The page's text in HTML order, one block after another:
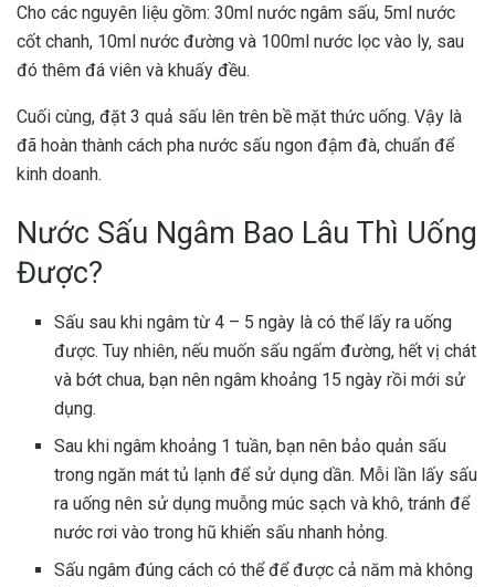
Cho các nguyên liệu gồm: 30ml nước ngâm sấu, 5ml nước
cốt chanh, 10ml nước đường và 100ml nước lọc vào ly, sau
đó thêm đá viên và khuấy đều.
Cuối cùng, đặt 3 quả sấu lên trên bề mặt thức uống. Vậy là
đã hoàn thành cách pha nước sấu ngon đậm đà, chuẩn để
kinh doanh.
Nước Sấu Ngâm Bao Lâu Thì Uống
Được?
Sấu sau khi ngâm từ 4 – 5 ngày là có thể lấy ra uống
được. Tuy nhiên, nếu muốn sấu ngấm đường, hết vị chát
và bớt chua, bạn nên ngâm khoảng 15 ngày rồi mới sử
dụng.
Sau khi ngâm khoảng 1 tuần, bạn nên bảo quản sấu
trong ngăn mát tủ lạnh để sử dụng dần. Mỗi lần lấy sấu
ra uống nên sử dụng muỗng múc sạch và khô, tránh để
nước rơi vào trong hũ khiến sấu nhanh hỏng.
Sấu ngâm đúng cách có thể để được cả năm mà không